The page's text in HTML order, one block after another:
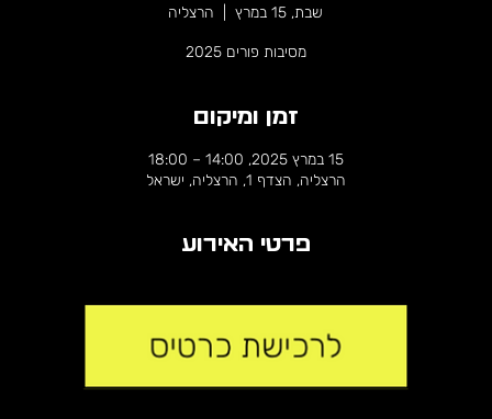
שבת, 15 במרץ
  |
הרצליה
מסיבות פורים 2025
זמן ומיקום
15 במרץ 2025, 14:00 – 18:00
הרצליה, הצדף 1, הרצליה, ישראל
פרטי האירוע